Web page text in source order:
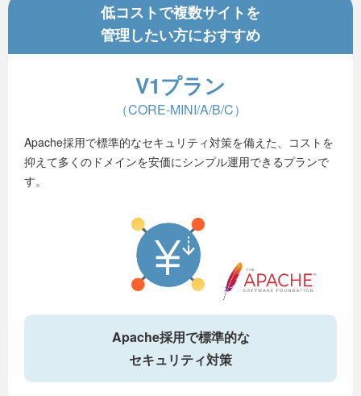
低コストで複数サイトを
管理したい方におすすめ
V1プラン
（CORE-MINI/A/B/C）
Apache採用で標準的なセキュリティ対策を備えた、コストを
抑えて多くのドメインを安価にシンプル運用できるプランで
す。
Apache採用で標準的な
セキュリティ対策